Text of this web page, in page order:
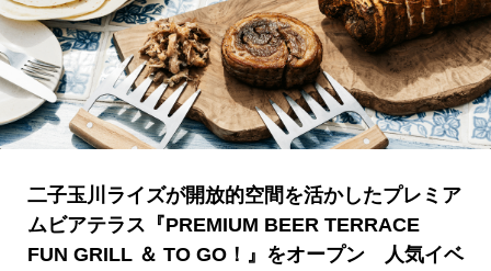
二子玉川ライズが開放的空間を活かしたプレミア
ムビアテラス『PREMIUM BEER TERRACE
FUN GRILL ＆ TO GO！』をオープン 人気イベ